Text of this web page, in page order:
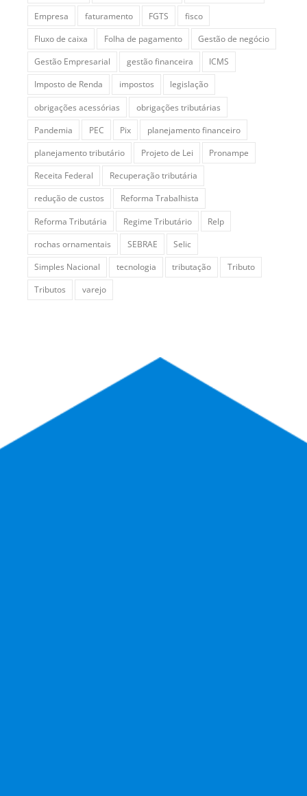
Empresa
faturamento FGTS
fisco
Fluxo de caixa
Folha de pagamento
Gestão de negócio
Gestão Empresarial
gestão financeira
ICMS
Imposto de Renda
impostos
legislação
obrigações acessórias
obrigações tributárias
Pandemia
PEC Pix
planejamento financeiro
planejamento tributário
Projeto de Lei
Pronampe
Receita Federal
Recuperação tributária
redução de custos
Reforma Trabalhista
Reforma Tributária
Regime Tributário
Relp
rochas ornamentais
SEBRAE
Selic
Simples Nacional
tecnologia tributação
Tributo
Tributos
varejo